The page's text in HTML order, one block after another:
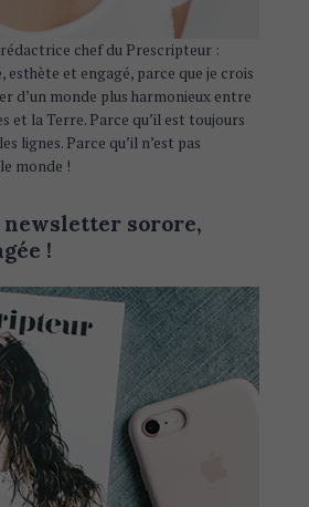
chef du Prescripteur :
et engagé, parce que je crois
d’un monde plus harmonieux entre
et la Terre. Parce qu’il est toujours
lignes. Parce qu’il n’est pas
monde !
newsletter sorore,
!